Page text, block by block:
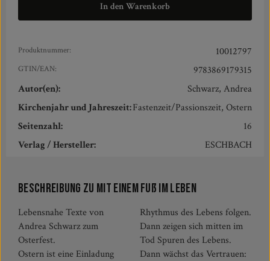
In den Warenkorb
Produktnummer: 10012797
GTIN/EAN:
9783869179315
Autor(en):
Schwarz, Andrea
Kirchenjahr und Jahreszeit:Fastenzeit/Passionszeit, Ostern
Seitenzahl:
16
Verlag / Hersteller:
ESCHBACH
Beschreibung zu Mit einem Fuß im Leben
Lebensnahe Texte von
Andrea Schwarz zum
Osterfest.
Ostern ist eine Einladung
Rhythmus des Lebens folgen.
Dann zeigen sich mitten im
Tod Spuren des Lebens.
Dann wächst das Vertrauen: